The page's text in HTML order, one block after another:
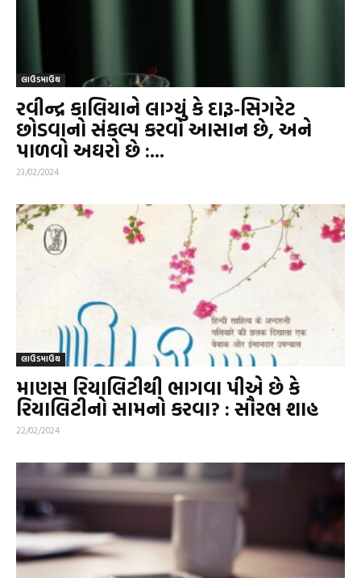
લાઉડમાઉથ
રવીન્દ્ર કાલિયાને લાગ્યું કે દારૂ-સિગરેટ
છોડવાનો સંકલ્પ કરવો આસાન છે, અને
પાળવો અઘરો છે :...
23/02/2024
લાઉડમાઉથ
માણસ રિયાલિટીથી ભાગવા પીએ છે કે
રિયાલિટીનો સામનો કરવા? : સૌરભ શાહ
22/02/2024